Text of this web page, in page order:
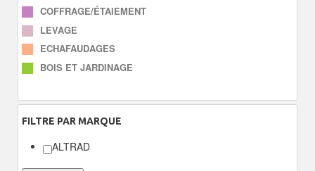
COFFRAGE/ÉTAIEMENT
LEVAGE
ECHAFAUDAGES
BOIS ET JARDINAGE
FILTRE PAR MARQUE
ALTRAD